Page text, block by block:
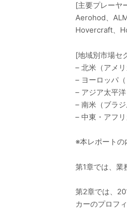
[主要プレーヤ
Aerohod、
Hovercraft、
[地域別市場セ
– 北米（アメ
– ヨーロッパ
– アジア太平
– 南米（ブラ
– 中東・アフ
※本レポートの
第1章では、業
第2章では、
カーのプロフ